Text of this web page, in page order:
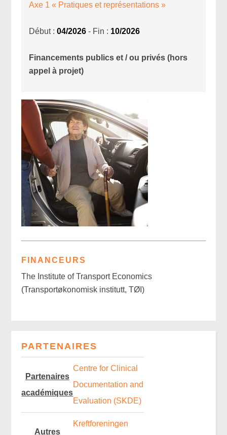
Axe 1 « Pratiques et représentations »
Début :04/2026 - Fin : 10/2026
Financements publics et / ou privés (hors
appel à projet)
FINANCEURS
The Institute of Transport Economics
(Transportøkonomisk institutt, TØI)
PARTENAIRES
Partenaires
académiques
Centre for Clinical
Documentation and
Evaluation (SKDE)
Autres
Kreftforeningen